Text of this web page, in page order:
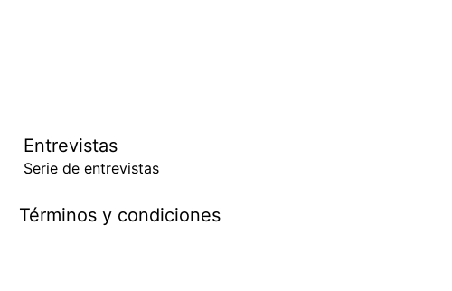
Entrevistas
Serie de entrevistas
Términos y condiciones